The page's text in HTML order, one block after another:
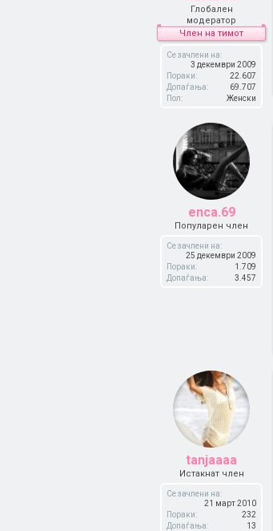
Глобален
модератор
Член на тимот
Се зачлени на:
3 декември 2009
Пораки:
22.607
Допаѓања:
69.707
Пол:
Женски
enca.69
Популарен член
Се зачлени на:
25 декември 2009
Пораки:
1.709
Допаѓања:
3.457
tanjaaaa
Истакнат член
Се зачлени на:
21 март 2010
Пораки:
232
Допаѓања:
13